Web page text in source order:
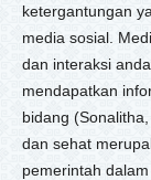
ketergantungan
media sosial.
dan interaksi
mendapatkan
bidang
dan sehat
pemerintah